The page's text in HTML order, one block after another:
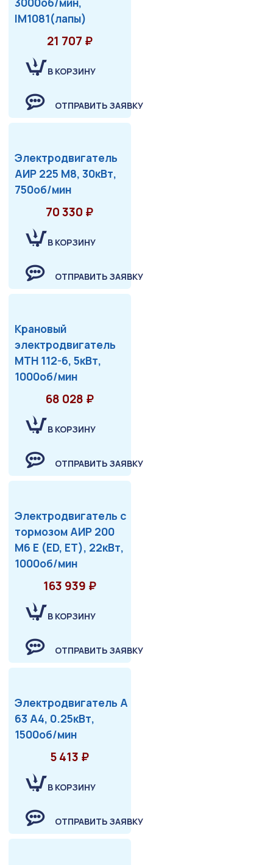
IM1081(лапы)
21 707 ₽
В КОРЗИНУ
ОТПРАВИТЬ ЗАЯВКУ
Электродвигатель
АИР 225 М8, 30кВт,
750об/мин
70 330 ₽
В КОРЗИНУ
ОТПРАВИТЬ ЗАЯВКУ
Крановый
электродвигатель
МТН 112-6, 5кВт,
1000об/мин
68 028 ₽
В КОРЗИНУ
ОТПРАВИТЬ ЗАЯВКУ
Электродвигатель с
тормозом АИР 200
М6 Е (ED, ET), 22кВт,
1000об/мин
163 939 ₽
В КОРЗИНУ
ОТПРАВИТЬ ЗАЯВКУ
Электродвигатель А
63 А4, 0.25кВт,
1500об/мин
5 413 ₽
В КОРЗИНУ
ОТПРАВИТЬ ЗАЯВКУ